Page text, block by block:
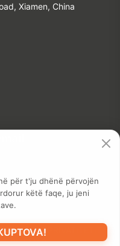
Xiamen, China
POLITIKA E PRIVATITETIT
SITEMAP
për t'ju dhënë përvojën
këtë faqe, ju jeni